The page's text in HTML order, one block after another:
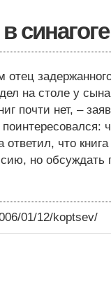
синагоге
отец
на столе у
почти нет, –
что
но обсуждать
01/12/koptsev/